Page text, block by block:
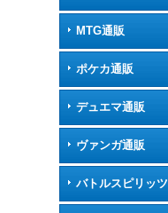
MTG通販
ポケカ通販
デュエマ通販
ヴァンガ通販
バトルスピリッ